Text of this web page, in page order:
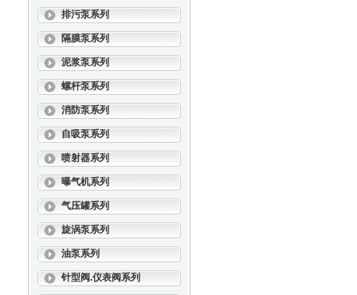
排污泵系列
隔膜泵系列
泥浆泵系列
螺杆泵系列
消防泵系列
自吸泵系列
喷射器系列
曝气机系列
气压罐系列
旋涡泵系列
油泵系列
针型阀.仪表阀系列